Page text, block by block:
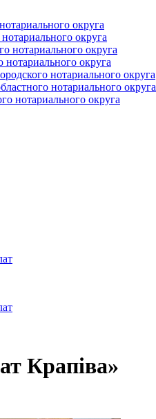
округа
округа
нотариального округа
округа
нотариального округа
нотариального округа
нотариального округа
Крапіва»